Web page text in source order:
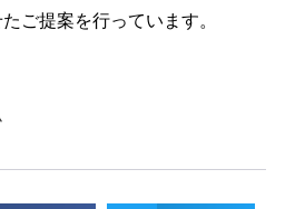
ご提案を行っています。